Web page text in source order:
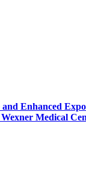
Enhanced
Medical